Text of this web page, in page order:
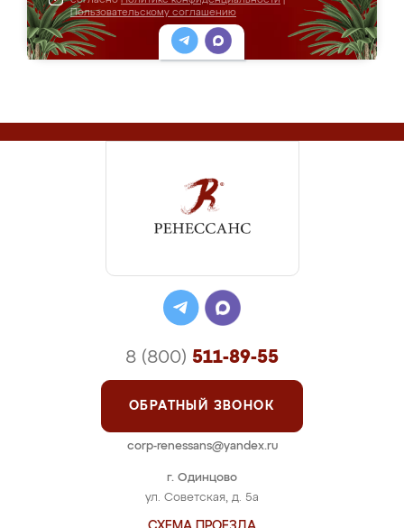
Пользовательскому соглашению
г. Одинцово
ул. Советская, д. 5а
8 (800) 511-89-55
ОБРАТНЫЙ ЗВОНОК
corp-renessans@yandex.ru